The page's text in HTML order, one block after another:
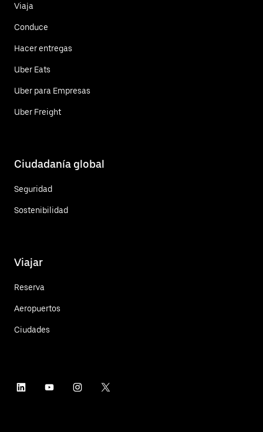
Viaja
Conduce
Hacer entregas
Uber Eats
Uber para Empresas
Uber Freight
Ciudadanía global
Seguridad
Sostenibilidad
Viajar
Reserva
Aeropuertos
Ciudades